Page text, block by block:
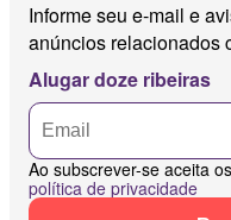
Informe seu e-mail e
anúncios relacionados
Alugar doze ribeiras
Ao subscrever-se aceita os
política de privacidade